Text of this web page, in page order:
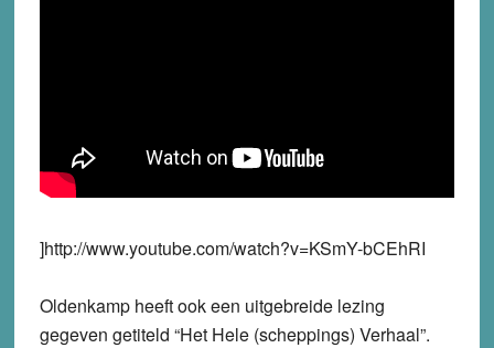
]http://www.youtube.com/watch?v=KSmY-bCEhRI
Oldenkamp heeft ook een uitgebreide lezing
gegeven getiteld “Het Hele (scheppings) Verhaal”.